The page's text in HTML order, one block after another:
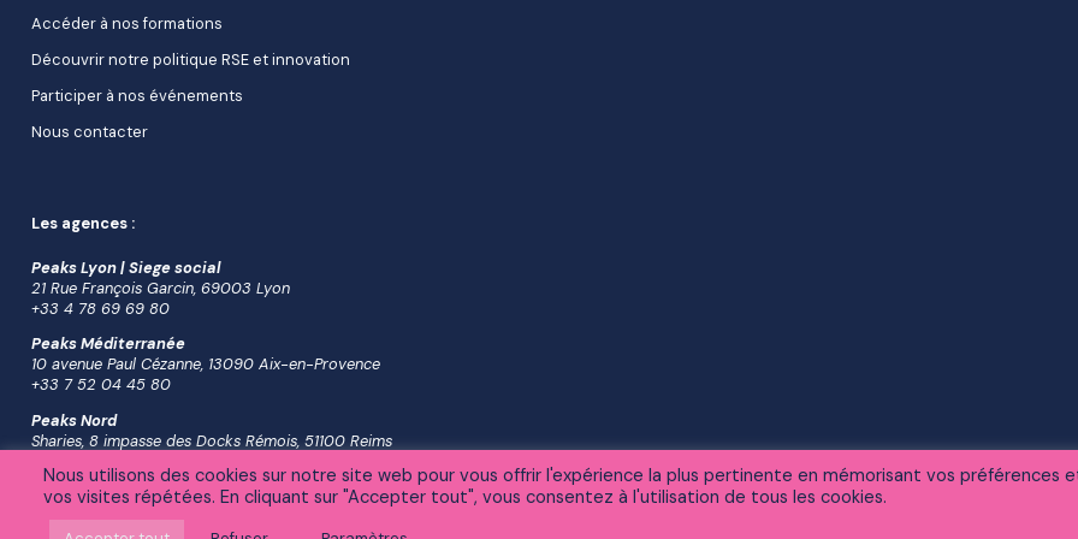
Accéder à nos formations
Découvrir notre politique RSE et innovation
Participer à nos événements
Nous contacter
Les agences :
Peaks Lyon | Siege social
21 Rue François Garcin, 69003 Lyon
+33 4 78 69 69 80
Peaks Méditerranée
10 avenue Paul Cézanne, 13090 Aix-en-Provence
+33 7 52 04 45 80
Peaks Nord
Sharies, 8 impasse des Docks Rémois, 51100 Reims
Nous utilisons des cookies sur notre site web pour vous offrir l'expérience la plus pertinente en mémorisant vos préférences
vos visites répétées. En cliquant sur "Accepter tout", vous consentez à l'utilisation de tous les cookies.